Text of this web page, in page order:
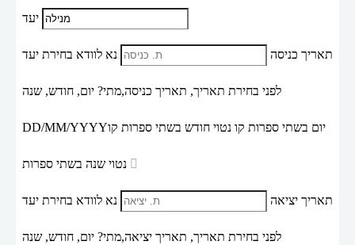
יעד
תאריך כניסה נא לוודא בחירת יעד
לפני בחירת תאריך, תאריך כניסה,מתי? יום, חודש, שנה
DD/MM/YYYYיום בשתי ספרות קו נטוי חודש בשתי ספרות קו
תאריך יציאה נא לוודא בחירת יעד
לפני בחירת תאריך, תאריך יציאה,מתי? יום, חודש, שנה